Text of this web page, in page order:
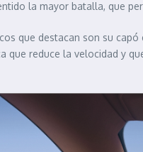
la mayor batalla, que
que destacan son su
que reduce la velocidad y